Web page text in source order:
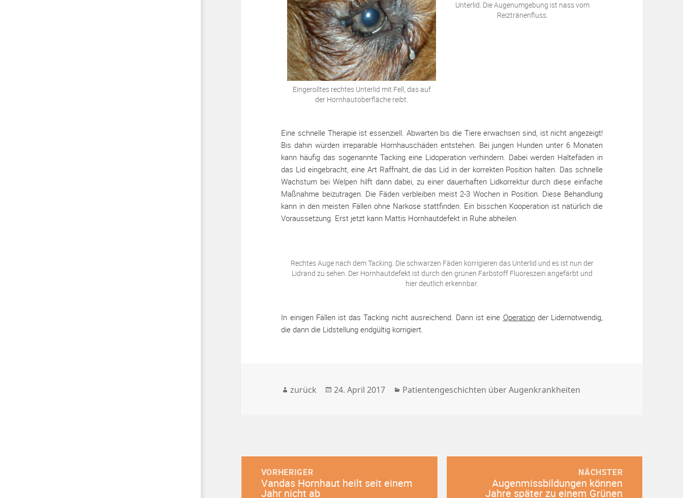
Eingerolltes rechtes Unterlid mit Fell, das auf
der Hornhautoberfläche reibt.
Unterlid. Die Augenumgebung ist nass vom
Reiztränenfluss.
Eine schnelle Therapie ist essenziell. Abwarten bis die Tiere erwachsen sind, ist nicht angezeigt!
Bis dahin würden irreparable Hornhauschäden entstehen. Bei jungen Hunden unter 6 Monaten
kann häufig das sogenannte Tacking eine Lidoperation verhindern. Dabei werden Haltefäden in
das Lid eingebracht, eine Art Raffnaht, die das Lid in der korrekten Position halten. Das schnelle
Wachstum bei Welpen hilft dann dabei, zu einer dauerhaften Lidkorrektur durch diese einfache
Maßnahme beizutragen. Die Fäden verbleiben meist 2-3 Wochen in Position. Diese Behandlung
kann in den meisten Fällen ohne Narkose stattfinden. Ein bisschen Kooperation ist natürlich die
Voraussetzung. Erst jetzt kann Mattis Hornhautdefekt in Ruhe abheilen.
Rechtes Auge nach dem Tacking. Die schwarzen Fäden korrigieren das Unterlid und es ist nun der
Lidrand zu sehen. Der Hornhautdefekt ist durch den grünen Farbstoff Fluoreszein angefärbt und
hier deutlich erkennbar.
In einigen Fällen ist das Tacking nicht ausreichend. Dann ist eine Operationder Lidernotwendig,
die dann die Lidstellung endgültig korrigiert.
back
zurück
Veröffentlicht
24. April 2017 Kategorien
Patientengeschichten über Augenkrankheiten
VORHERIGER
Vorheriger
Vandas Hornhaut heilt seit einem
Jahr nicht ab
NÄCHSTER
NächsterAugenmissbildungen können
Jahre später zu einem Grünen